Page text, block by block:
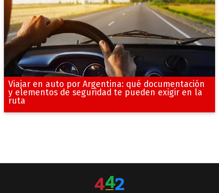
Viajar en auto por Argentina: qué documentación
y elementos de seguridad te pueden exigir en la
ruta